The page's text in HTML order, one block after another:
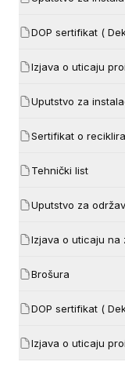
DOP sertifikat (
Izjava o uticaju
Uputstvo za
Sertifikat o
Tehnički list
Uputstvo za
Izjava o uticaju na
Brošura
DOP sertifikat (
Izjava o uticaju